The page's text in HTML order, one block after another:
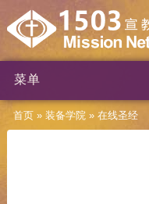
菜单
首页» 装备学院 » 在线圣经